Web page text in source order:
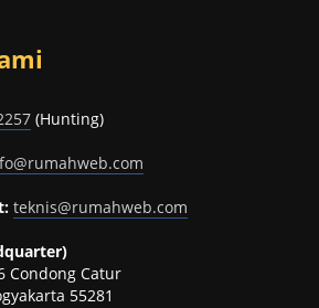
(Hunting)
teknis@rumahweb.com
Condong Catur
55281